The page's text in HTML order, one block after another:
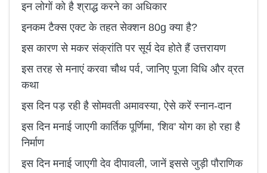
इन लोगों को है श्राद्ध करने का अधिकार
इनकम टैक्स एक्ट के तहत सेक्शन 80g क्या है?
इस कारण से मकर संक्रांति पर सूर्य देव होते हैं उत्तरायण
इस तरह से मनाएं करवा चौथ पर्व, जानिए पूजा विधि और व्रत
कथा
इस दिन पड़ रही है सोमवती अमावस्या, ऐसे करें स्नान-दान
इस दिन मनाई जाएगी कार्तिक पूर्णिमा, 'शिव' योग का हो रहा है
निर्माण
इस दिन मनाई जाएगी देव दीपावली, जानें इससे जुड़ी पौराणिक